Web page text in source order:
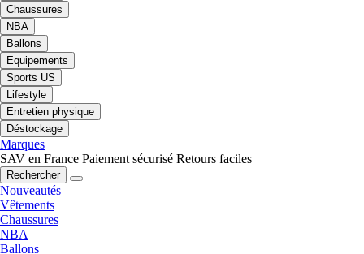
Chaussures
NBA
Ballons
Equipements
Sports US
Lifestyle
Entretien physique
Déstockage
Marques
SAV en France Paiement sécurisé Retours faciles
Rechercher
Nouveautés
Vêtements
Chaussures
NBA
Ballons